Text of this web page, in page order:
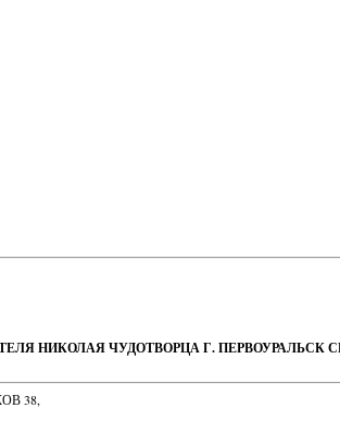
НИКОЛАЯ ЧУДОТВОРЦА Г. ПЕРВОУРАЛЬСК
38,